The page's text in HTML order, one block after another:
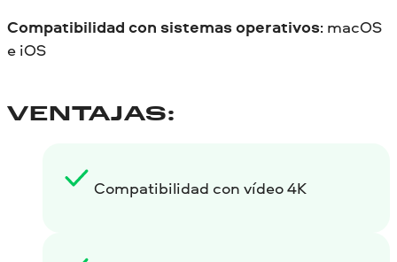
Compatibilidad con sistemas operativos: macOS
e iOS
VENTAJAS:
Compatibilidad con vídeo 4K